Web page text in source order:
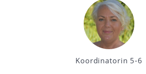
Koordinatorin 5-6